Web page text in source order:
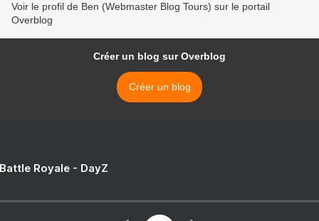
Voir le profil de Ben (Webmaster Blog Tours) sur le portail
Overblog
Créer un blog sur Overblog
Créer un blog
Royale - DayZ